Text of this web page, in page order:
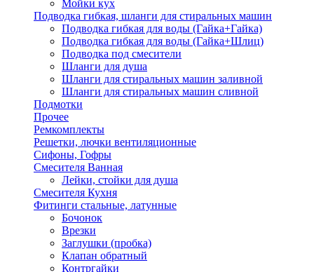
Мойки кух
Подводка гибкая, шланги для стиральных машин
Подводка гибкая для воды (Гайка+Гайка)
Подводка гибкая для воды (Гайка+Шлиц)
Подводка под смесители
Шланги для душа
Шланги для стиральных машин заливной
Шланги для стиральных машин сливной
Подмотки
Прочее
Ремкомплекты
Решетки, лючки вентиляционные
Сифоны, Гофры
Смесителя Ванная
Лейки, стойки для душа
Смесителя Кухня
Фитинги стальные, латунные
Бочонок
Врезки
Заглушки (пробка)
Клапан обратный
Контргайки